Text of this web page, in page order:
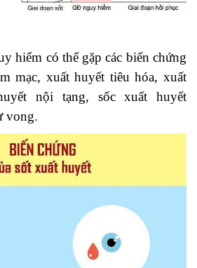
hiểm có thể gặp các biến chứng
mạc, xuất huyết tiêu hóa, xuất
nội tạng, sốc xuất huyết
vong.